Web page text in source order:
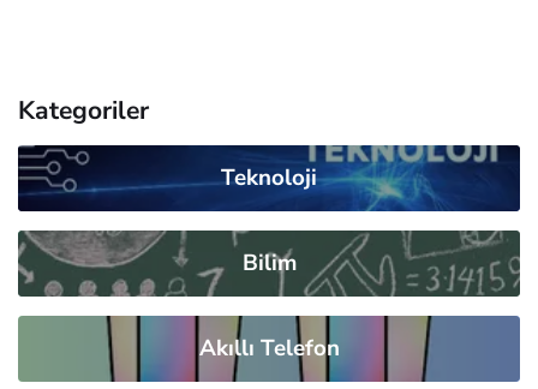
Kategoriler
Teknoloji
Bilim
Akıllı Telefon